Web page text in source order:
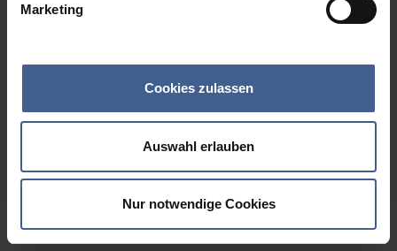
Marketing
Cookies zulassen
Auswahl erlauben
Nur notwendige Cookies